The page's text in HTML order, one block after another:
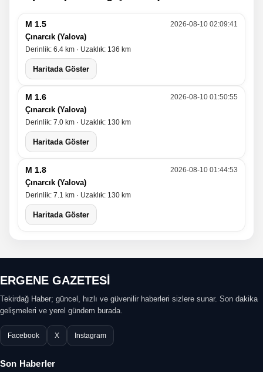
M 1.5 2026-08-10 02:09:41
Çınarcık (Yalova)
Derinlik: 6.4 km · Uzaklık: 136 km
Haritada Göster
M 1.6 2026-08-10 01:50:55
Çınarcık (Yalova)
Derinlik: 7.0 km · Uzaklık: 130 km
Haritada Göster
M 1.8 2026-08-10 01:44:53
Çınarcık (Yalova)
Derinlik: 7.1 km · Uzaklık: 130 km
Haritada Göster
ERGENE GAZETESİ
Tekirdağ Haber; güncel, hızlı ve güvenilir haberleri sizlere sunar. Son dakika
gelişmeleri ve yerel gündem burada.
Facebook X Instagram
Son Haberler